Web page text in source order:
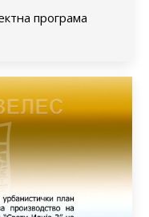
програма